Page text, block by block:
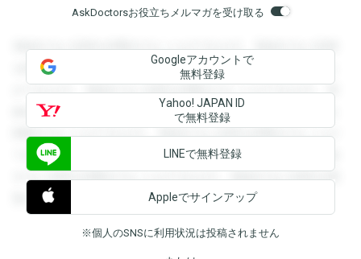
AskDoctorsお役立ちメルマガを受け取る
登録すると回答を閲覧することができます。登録すると回答
を閲覧することができます。登録すると回答を閲覧すること
ができます。登録すると回答を閲覧することができます。登
録すると回答を閲覧することができます。登録すると回答を
閲覧することができます。登録すると回答を閲覧することが
できます。登録すると回答を閲覧することができます。登録
すると回答を閲覧することができます。登録すると回答を閲
覧することができます。
Googleアカウントで
無料登録
Yahoo! JAPAN ID
で無料登録
LINEで無料登録
Appleでサインアップ
※個人のSNSに利用状況は投稿されません